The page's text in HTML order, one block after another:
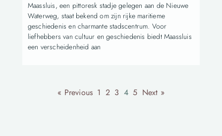
Maassluis, een pittoresk stadje gelegen aan de Nieuwe
Waterweg, staat bekend om zijn rijke maritieme
geschiedenis en charmante stadscentrum. Voor
liefhebbers van cultuur en geschiedenis biedt Maassluis
een verscheidenheid aan
« Previous 1 2 3 4 5 Next »